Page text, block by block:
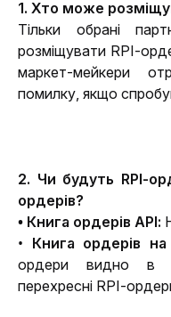
1. Хто може
Тільки обрані
розміщувати RPI-
маркет-мейкери
помилку, якщо
2. Чи будуть RPI-
ордерів?
• Книга ордерів API:
• Книга ордерів на
ордери видно в
перехресні RPI-